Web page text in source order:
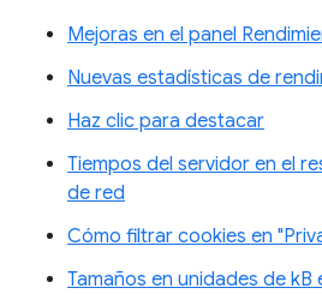
Mejoras en el panel
Nuevas estadísticas de
Haz clic para destacar
Tiempos del servidor en el
de red
Cómo filtrar cookies en
Tamaños en unidades de